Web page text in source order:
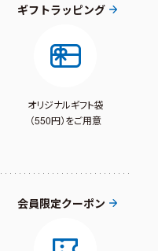
ギフトラッピング
オリジナルギフト袋
（550円）をご用意
会員限定クーポン